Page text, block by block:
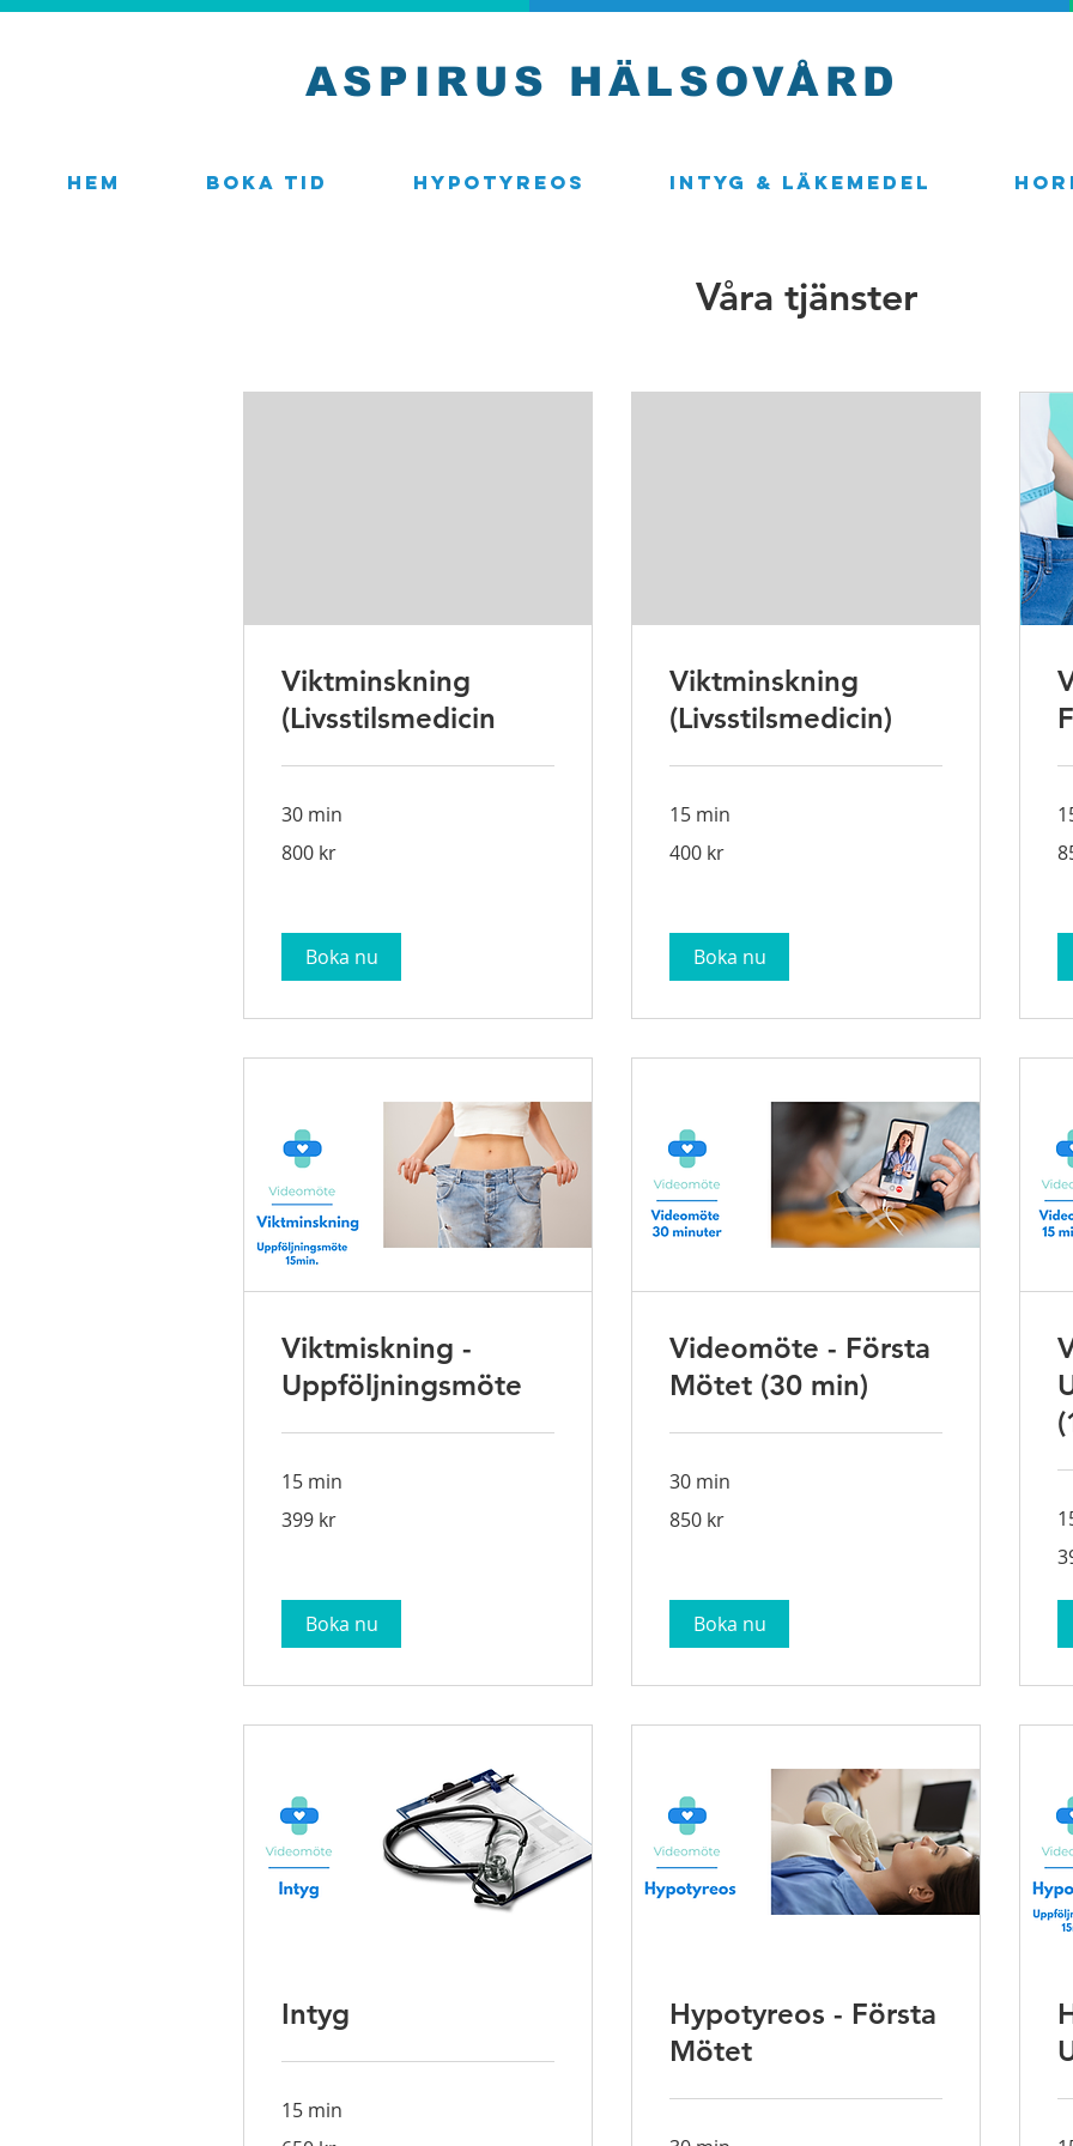
ASPIRUS HÄLSOVÅRD
Våra tjänster
Viktminskning
(Livsstilsmedicin
30 min
svenska
800 kr
Boka nu
Viktminskning
(Livsstilsmedicin)
15 min
svenska
400 kr
Boka nu
Viktmiskning -
Uppföljningsmöte
15 min
svenska
399 kr
Boka nu
Videomöte - Första
Mötet (30 min)
30 min
svenska
850 kr
Boka nu
Intyg
15 min
Hypotyreos - Första
Mötet
Hem Boka tid Hypotyreos Intyg & Läkemedel